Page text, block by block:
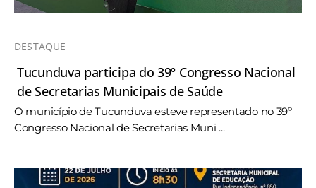
DESTAQUE
Tucunduva participa do 39º Congresso Nacional
de Secretarias Municipais de Saúde
O município de Tucunduva esteve representado no 39º
Congresso Nacional de Secretarias Muni ...